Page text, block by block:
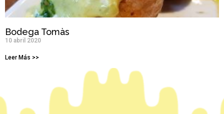
Bodega Tomàs
10 abril 2020
Leer Más >>